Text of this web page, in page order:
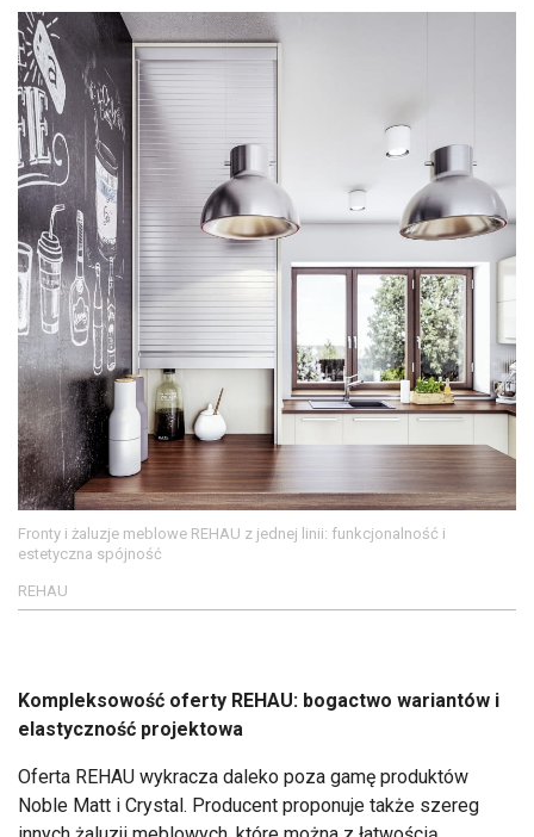
Fronty i żaluzje meblowe REHAU z jednej linii: funkcjonalność i
estetyczna spójność
REHAU
Kompleksowość oferty REHAU: bogactwo wariantów i
elastyczność projektowa
Oferta REHAU wykracza daleko poza gamę produktów
Noble Matt i Crystal. Producent proponuje także szereg